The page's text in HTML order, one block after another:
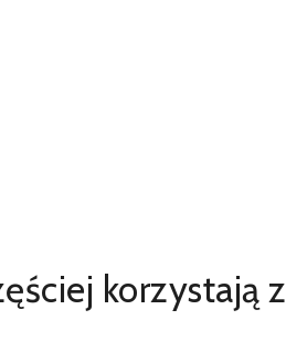
korzystają z